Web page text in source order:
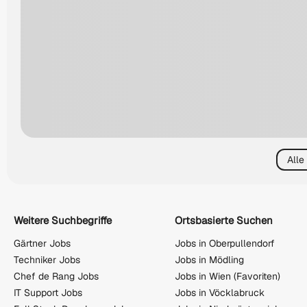
Alle
Weitere Suchbegriffe
Gärtner Jobs
Techniker Jobs
Chef de Rang Jobs
IT Support Jobs
Ortsbasierte Suchen
Jobs in Oberpullendorf
Jobs in Mödling
Jobs in Wien (Favoriten)
Jobs in Vöcklabruck